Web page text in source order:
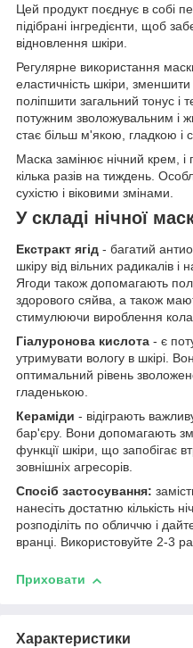
Цей продукт поєднує в собі
підібрані інгредієнти, щоб
відновлення шкіри.
Регулярне використання
еластичність шкіри,
поліпшити загальний тонус і
потужним зволожувальним і
стає більш м'якою, гладкою і
Маска замінює нічний крем, і
кілька разів на тиждень.
сухістю і віковими змінами.
У складі нічної
Екстракт ягід - багатий
шкіру від вільних радикалів
Ягоди також допомагають
здорового сяйва, а також
стимулюючи вироблення
Гіалуронова кислота - є
утримувати вологу в шкірі.
оптимальний рівень
гладенькою.
Кераміди - відіграють
бар'єру. Вони допомагають
функції шкіри, що запобігає
зовнішніх агресорів.
Спосіб застосування:
нанесіть достатню кількість
розподіліть по обличчю і
вранці. Використовуйте 2-3
Приховати
Характеристики